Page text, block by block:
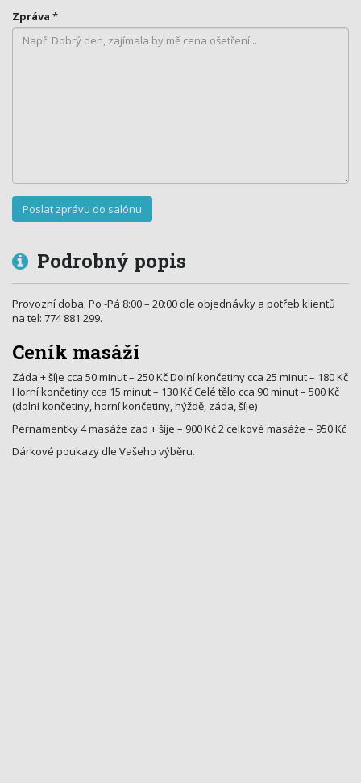
Zpráva *
Podrobný popis
Provozní doba: Po -Pá 8:00 – 20:00 dle objednávky a potřeb klientů
na tel: 774 881 299.
Ceník masáží
Záda + šíje cca 50 minut – 250 Kč Dolní končetiny cca 25 minut – 180 Kč
Horní končetiny cca 15 minut – 130 Kč Celé tělo cca 90 minut – 500 Kč
(dolní končetiny, horní končetiny, hýždě, záda, šíje)
Pernamentky 4 masáže zad + šíje – 900 Kč 2 celkové masáže – 950 Kč
Dárkové poukazy dle Vašeho výběru.